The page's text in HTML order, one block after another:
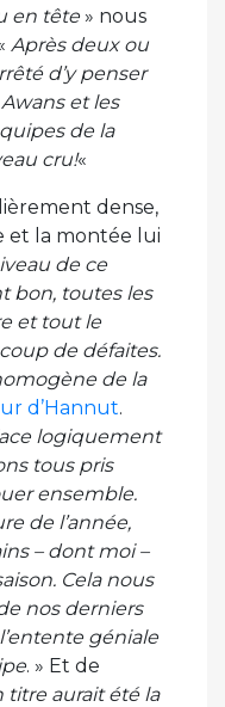
en tête» nous
Après deux ou
d’y penser
et les
de la
cru!«
dense,
et la montée lui
de ce
bon, toutes les
et tout le
de défaites.
de la
d’Hannut.
logiquement
tous pris
ensemble.
de l’année,
– dont moi –
Cela nous
nos derniers
géniale
. » Et de
aurait été la